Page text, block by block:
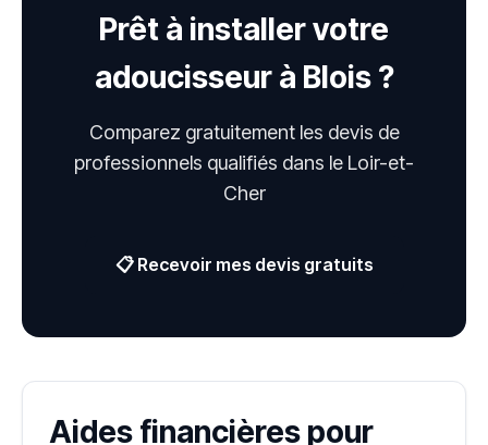
Prêt à installer votre
adoucisseur à Blois ?
Comparez gratuitement les devis de
professionnels qualifiés dans le Loir-et-
Cher
📋 Recevoir mes devis gratuits
Aides financières pour